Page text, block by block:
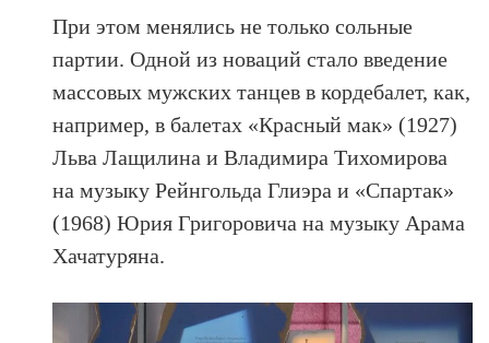
При этом менялись не только сольные
партии. Одной из новаций стало введение
массовых мужских танцев в кордебалет, как,
например, в балетах «Красный мак» (1927)
Льва Лащилина и Владимира Тихомирова
на музыку Рейнгольда Глиэра и «Спартак»
(1968) Юрия Григоровича на музыку Арама
Хачатуряна.